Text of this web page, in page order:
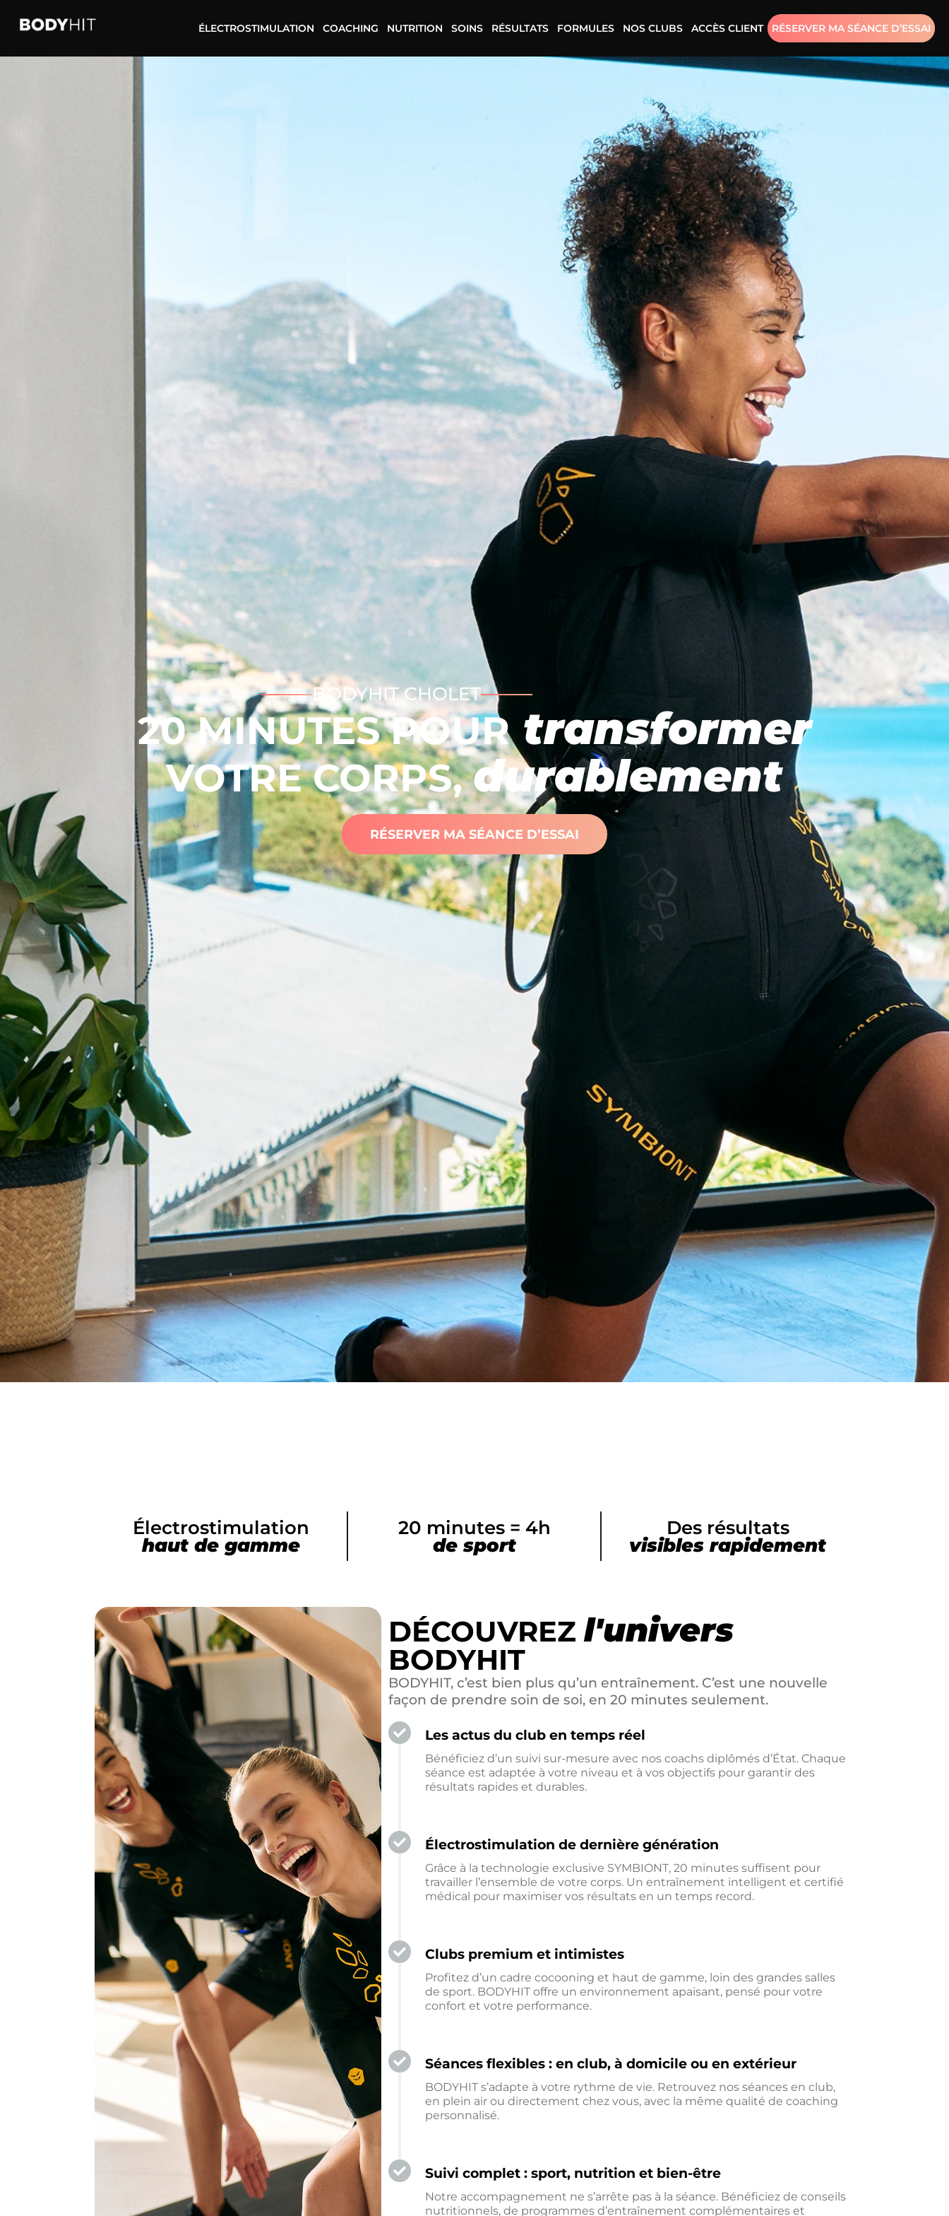
ÉLECTROSTIMULATION COACHING NUTRITION SOINS RÉSULTATS FORMULES NOS CLUBS ACCÈS CLIENT RÉSERVER MA SÉANCE D’ESSAI
BODYHIT CHOLET
20 MINUTES POURtransformer
VOTRE CORPS,durablement
RÉSERVER MA SÉANCE D’ESSAI
Électrostimulation
haut de gamme
20 minutes = 4h
de sport
Des résultats
visibles rapidement
DÉCOUVREZ l'univers
BODYHIT
BODYHIT, c’est bien plus qu’un entraînement. C’est une nouvelle
façon de prendre soin de soi, en 20 minutes seulement.
Les actus du club en temps réel
Bénéficiez d’un suivi sur-mesure avec nos coachs diplômés d’État. Chaque
séance est adaptée à votre niveau et à vos objectifs pour garantir des
résultats rapides et durables.
Électrostimulation de dernière génération
Grâce à la technologie exclusive SYMBIONT, 20 minutes suffisent pour
travailler l’ensemble de votre corps. Un entraînement intelligent et certifié
médical pour maximiser vos résultats en un temps record.
Clubs premium et intimistes
Profitez d’un cadre cocooning et haut de gamme, loin des grandes salles
de sport. BODYHIT offre un environnement apaisant, pensé pour votre
confort et votre performance.
Séances flexibles : en club, à domicile ou en extérieur
BODYHIT s’adapte à votre rythme de vie. Retrouvez nos séances en club,
en plein air ou directement chez vous, avec la même qualité de coaching
personnalisé.
Suivi complet : sport, nutrition et bien-être
Notre accompagnement ne s’arrête pas à la séance. Bénéficiez de conseils
nutritionnels, de programmes d’entraînement complémentaires et